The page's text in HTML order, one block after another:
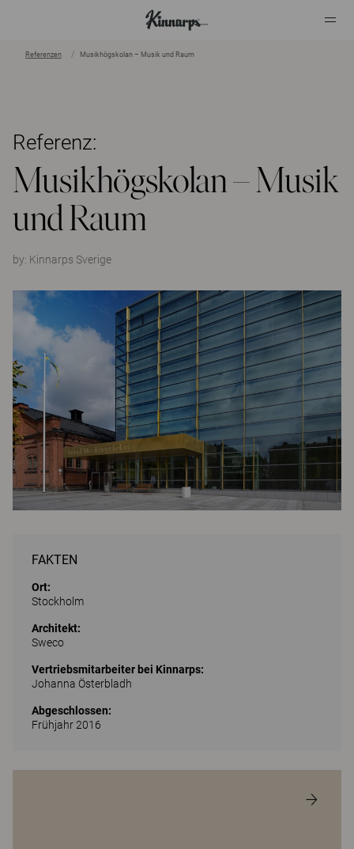
Referenzen Musikhögskolan – Musik und Raum
Referenz:
Musikhögskolan – Musik
und Raum
by: Kinnarps Sverige
FAKTEN
Ort:
Stockholm
Architekt:
Sweco
Vertriebsmitarbeiter bei Kinnarps:
Johanna Österbladh
Abgeschlossen:
Frühjahr 2016